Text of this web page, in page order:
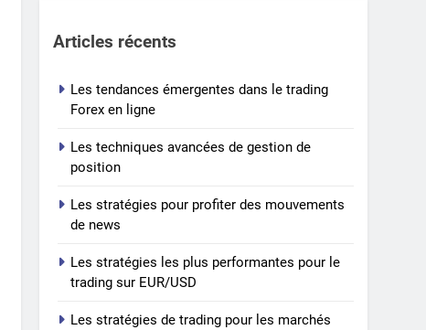
Articles récents
Les tendances émergentes dans le trading
Forex en ligne
Les techniques avancées de gestion de
position
Les stratégies pour profiter des mouvements
de news
Les stratégies les plus performantes pour le
trading sur EUR/USD
Les stratégies de trading pour les marchés